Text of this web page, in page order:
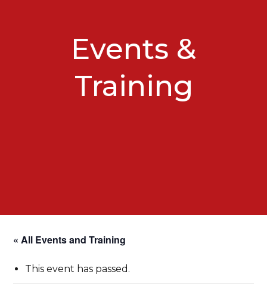
Events &
Training
« All Events and Training
This event has passed.